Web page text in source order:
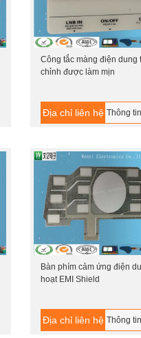
Công tắc màng điện dung
chỉnh được làm mịn
Địa chỉ liên hệ Thông
Bàn phím cảm ứng điện
hoạt EMI Shield
Địa chỉ liên hệ Thông